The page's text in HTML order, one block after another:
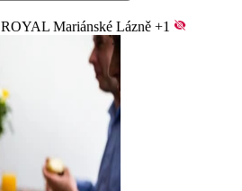
ROYAL Mariánské Lázně +1